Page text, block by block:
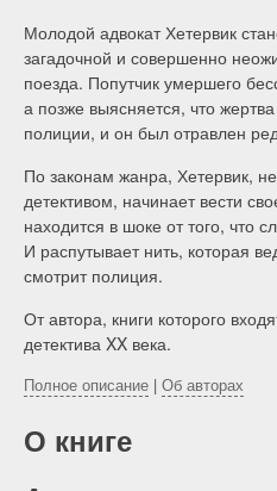
Убийство на Чаринг-
Классика Золотого века
The Charing Cross Mystery
Автор:Джозеф Флетчер
Молодой адвокат Хетервик
загадочной и совершенно
поезда. Попутчик умершего
а позже выясняется, что
По законам жанра, Хетервик,
детективом, начинает вести
находится в шоке от того, что
смотрит полиция.